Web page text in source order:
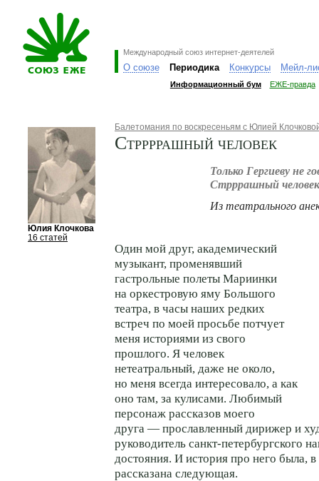
Международный союз интернет-деятелей
О союзе Периодика Конкурсы Мейл-
Информационный бум ЕЖЕ-правда
Юлия Клочкова
16 статей
Балетомания по воскресеньям с Юлией
Стррррашный человек
Только Гергиеву не
Стрррашный
Из театрального
Один мой друг, академический
музыкант, променявший
гастрольные полеты Мариинки
на оркестровую яму Большого
театра, в часы наших редких
встреч по моей просьбе потчует
меня историями из свого
прошлого. Я человек
нетеатральный, даже не около,
но меня всегда интересовало, а как
оно там, за кулисами. Любимый
персонаж рассказов моего
друга — прославленный дирижер и
руководитель санкт-петербургского
достояния. И история про него была, в
рассказана следующая.